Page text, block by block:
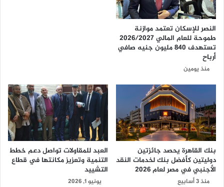
النصر للإسكان تعتمد موازنة
طموحة للعام المالي 2026/2027
تستهدف 840 مليون جنيه صافي
أرباح
منذ يومين
بنك القاهرة يحصد جائزتين
دوليتين كأفضل بنك لخدمات النقد
الأجنبي في مصر لعام 2026
منذ 3 أسابيع
العبد للمقاولات تواصل دعم خطط
التنمية وتعزيز مكانتها في قطاع
التشييد
يونيو 1, 2026